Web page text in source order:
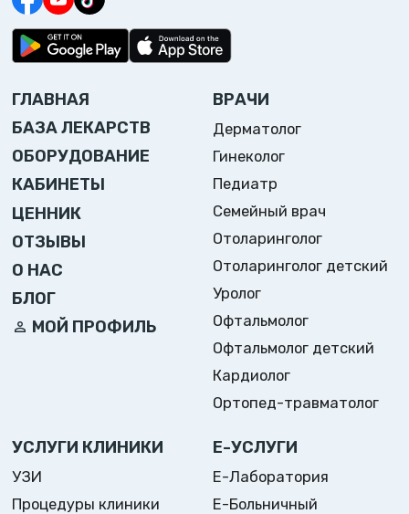
ГЛАВНАЯ
БАЗА ЛЕКАРСТВ
ОБОРУДОВАНИЕ
КАБИНЕТЫ
ЦЕННИК
ОТЗЫВЫ
О НАС
БЛОГ
МОЙ ПРОФИЛЬ
ВРАЧИ
Дерматолог
Гинеколог
Педиатр
Семейный врач
Отоларинголог
Отоларинголог детский
Уролог
Офтальмолог
Офтальмолог детский
Кардиолог
Ортопед-травматолог
УСЛУГИ КЛИНИКИ
УЗИ
Процедуры клиники
Е-УСЛУГИ
Е-Лаборатория
Е-Больничный